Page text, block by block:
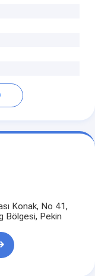
Konak, No 41,
Bölgesi, Pekin